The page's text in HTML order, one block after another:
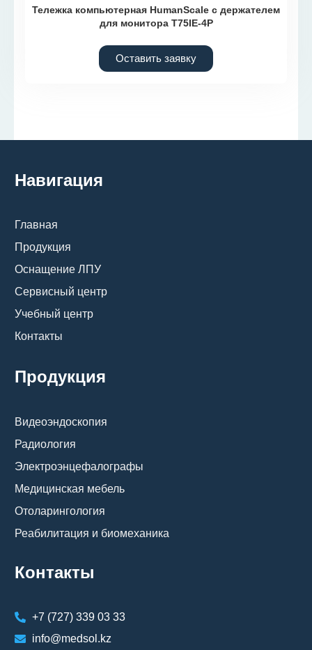
Тележка компьютерная HumanScale с держателем
для монитора T75IE-4P
Оставить заявку
Навигация
Главная
Продукция
Оснащение ЛПУ
Сервисный центр
Учебный центр
Контакты
Продукция
Видеоэндоскопия
Радиология
Электроэнцефалографы
Медицинская мебель
Отоларингология
Реабилитация и биомеханика
Контакты
+7 (727) 339 03 33
info@medsol.kz